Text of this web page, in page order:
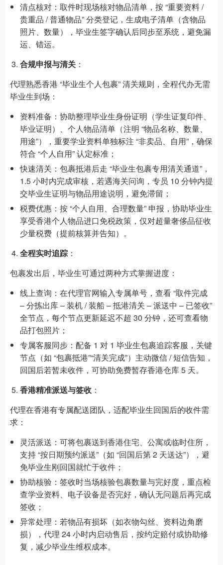
清点核对：取件时现场核对物品清单，按 “重要资料 /
贵重品 / 普通物品” 分类登记，生成电子清单（含物品
照片、数量），毕业生签字确认后同步至系统，避免漏
运、错运。
合规申报与清关 ：
代理熟悉香港 “毕业生个人包裹” 清关规则，全程代办无需
毕业生到场：
资料准备：协助整理毕业生身份证明（学生证复印件、
毕业证明）、个人物品清单（注明 “物品名称、数量、
用途”），重要学业资料单独标注 “非卖品、自用”，确保
符合 “个人自用” 认定标准；
快速清关：包裹抵港后走 “毕业生包裹专用清关通道”，
1.5 小时内完成审核，若遇海关问询，专员 10 分钟内提
交毕业生证明与物品用途说明，避免滞留；
税费优惠：按 “个人自用、合理数量” 申报，协助毕业生
享受香港个人物品进口免税政策，仅对超量奢侈品征收
少量税费（提前核算并告知）。
全程实时追踪 ：
包裹发出后，毕业生可通过两种方式掌握进度：
线上查询：在代理官网输入专属单号，查看 “取件完成
– 分拣出库 – 装机 / 装船 – 抵港清关 – 派送中 – 已签收”
全节点，每个节点更新延迟不超 30 分钟，还可查看物
品打包照片；
专属客服同步：配备 1 对 1 毕业生包裹追踪客服，关键
节点（如 “包裹抵港”“清关完成”）主动微信 / 短信告知，
回国后若暂未收件，可协助免费暂存香港仓库 5 天。
香港精准派送与签收 ：
代理在香港有专属配送团队，适配毕业生回国后的收件需
求：
灵活派送：可将包裹送到香港住宅、公寓或临时住所，
支持 “按日期预约派送”（如 “回国后第 2 天送达”），避
免毕业生刚回国就忙于收件；
协助核验：签收时当场核验包裹数量与完好度，重点检
查学业资料、电子设备是否完好，确认无问题后再完成
签收；
异常处理：若物品有损坏（如衣物勾丝、资料边角磨
损），代理 24 小时内启动售后，按约定赔付或协助修
复，减少毕业生维权成本。